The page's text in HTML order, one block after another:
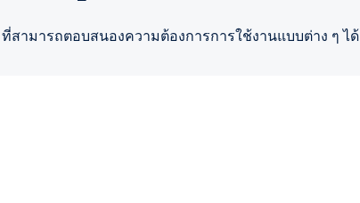
ที่สามารถตอบสนองความต้องการการใช้งานแบบต่าง ๆ ได้